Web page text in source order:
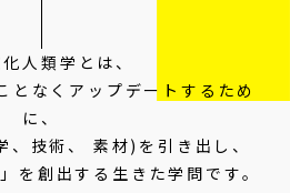
類学
人類学とは、
となくアップデートするため
に、
、技術、 素材)を引き出し、
を創出する生きた学問です。